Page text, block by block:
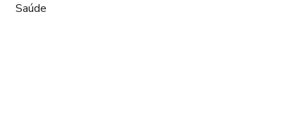
Saúde